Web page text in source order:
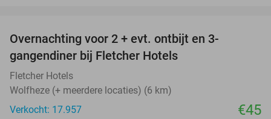
Overnachting voor 2 + evt. ontbijt en 3-
gangendiner bij Fletcher Hotels
Fletcher Hotels
Wolfheze (+ meerdere locaties) (6 km)
Verkocht: 17.957
€45